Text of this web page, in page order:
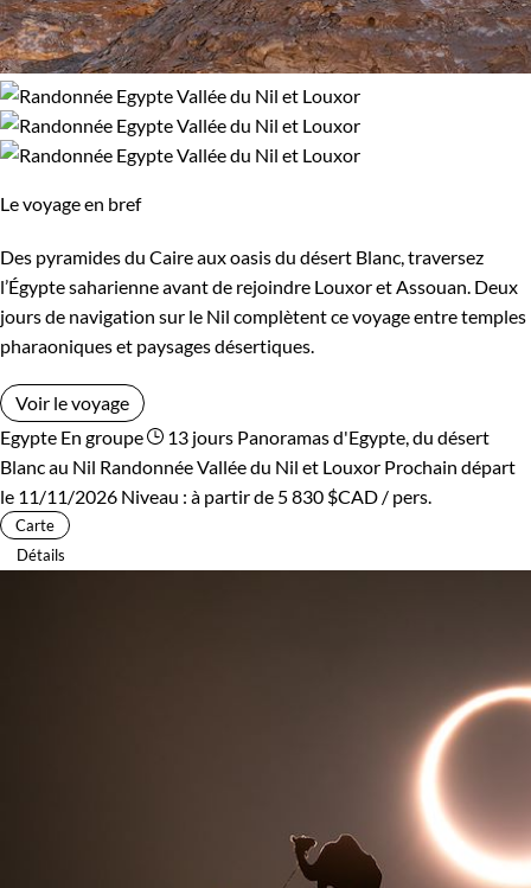
Le voyage en bref
Des pyramides du Caire aux oasis du désert Blanc, traversez
l’Égypte saharienne avant de rejoindre Louxor et Assouan. Deux
jours de navigation sur le Nil complètent ce voyage entre temples
pharaoniques et paysages désertiques.
Voir le voyage
Egypte En groupe 13 jours Panoramas d'Egypte, du désert
Blanc au Nil Randonnée Vallée du Nil et Louxor Prochain départ
le 11/11/2026 Niveau : à partir de 5 830 $CAD / pers.
Carte
Détails